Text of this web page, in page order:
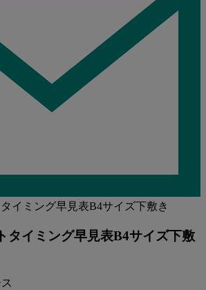
タイミング早見表B4サイズ下敷